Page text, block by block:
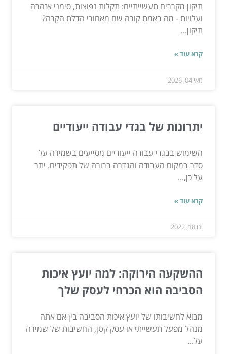
תיקון מקררים תעשייתיים: תקלות נפוצות, סימני אזהרה
ועלויות - מה באמת קורה שם מאחורי הדלת הקרה?
תיקון...
קרא עוד »
מאי 04, 2026
יתרונות של בגדי עבודה ייעודיים
השימוש בבגדי עבודה ייעודיים מסייעים בשמירה על
סדר במקום העבודה והגדרה ברורה של תפקידים. יתר
על כן,...
קרא עוד »
ינו 18, 2022
ההשקעה הירוקה: למה יועץ איכות
הסביבה הוא הכרחי לעסק שלך
מבוא לחשיבותו של יועץ איכות הסביבה בין אם אתה
מנהל מפעל תעשייתי או עסק קטן, החשיבות של שמירה
על...